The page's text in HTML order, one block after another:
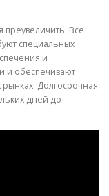
преувеличить. Все
специальных
и
и обеспечивают
Долгосрочная
дней до